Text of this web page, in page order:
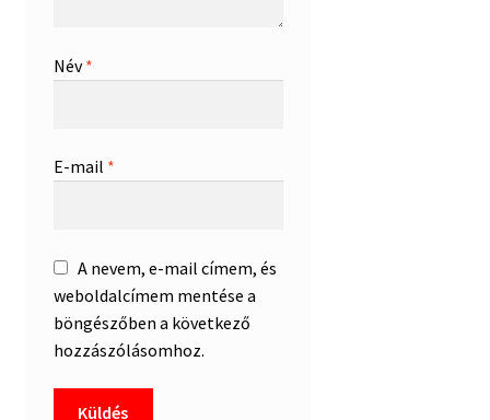
Név*
E-mail *
A nevem, e-mail címem, és
weboldalcímem mentése a
böngészőben a következő
hozzászólásomhoz.